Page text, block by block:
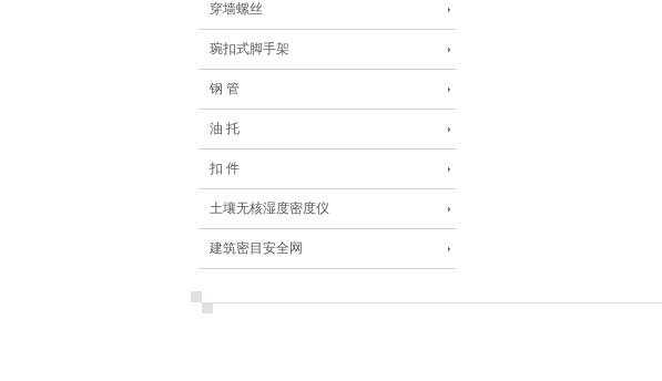
穿墙螺丝
琬扣式脚手架
钢 管
油 托
扣 件
土壤无核湿度密度仪
建筑密目安全网